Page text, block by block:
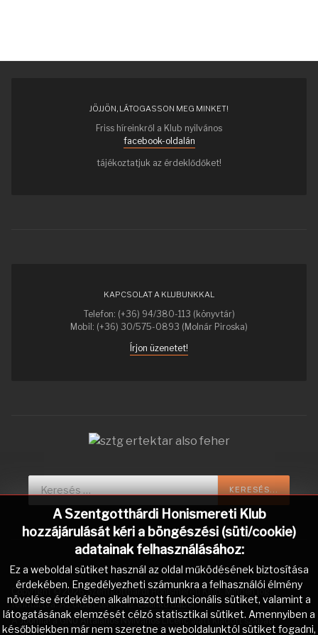
A Szentgotthárdi Honismereti Klub
hozzájárulását kéri a böngészési (süti/cookie)
adatainak felhasználásához:
Ez a weboldal sütiket használ az oldal működésének biztosítása
érdekében. Engedélyezheti számunkra a felhasználói élmény
növelése érdekében alkalmazott funkcionális sütiket, valamint a
látogatásának elemzését célzó statisztikai sütiket. Amennyiben a
későbbiekben már nem szeretne a weboldalunktól sütiket fogadni,
JÖJJÖN, LÁTOGASSON MEG MINKET!
Friss híreinkről a Klub nyilvános
facebook-oldalán
tájékoztatjuk az érdeklődőket!
KAPCSOLAT A KLUBUNKKAL
Telefon: (+36) 94/380-113 (könyvtár)
Mobil: (+36) 30/575-0893 (Molnár Piroska)
Írjon üzenetet!
Keresés...
KERESÉS...
Copyright © 2026 Szentgotthárdi Honismereti Klub. Minden jog
fenntartva. Az oldalt tervezte:Csilinkó Gábor.
AJoomla!aGNU Általános Nyilvános Licencalatt kiadott szabad